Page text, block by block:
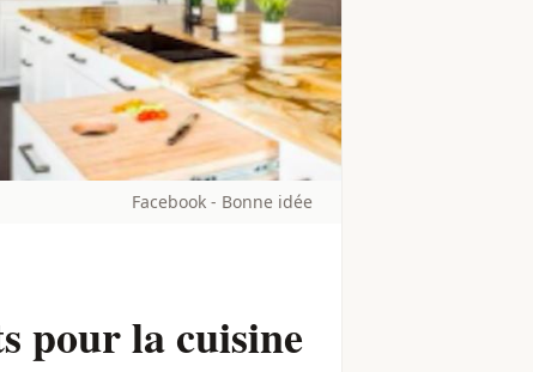
Facebook - Bonne idée
pour la cuisine